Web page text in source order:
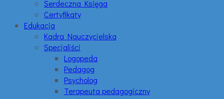
Serdeczna Księga
Certyfikaty
Edukacja
Kadra Nauczycielska
Specjaliści
Logopeda
Pedagog
Psycholog
Terapeuta pedagogiczny